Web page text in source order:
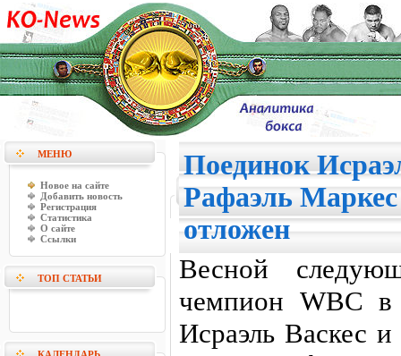
МЕНЮ
Новое на сайте
Добавить новость
Регистрация
Статистика
О сайте
Ссылки
ТОП СТАТЬИ
Поединок
Рафаэль
отложен
Весной
чемпион WBC в
Исраэль Васкес